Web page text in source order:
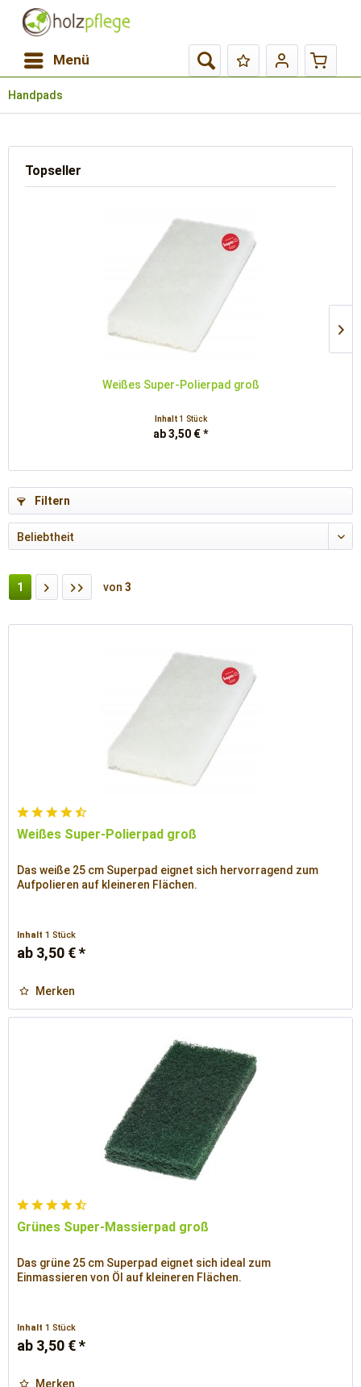
Menü
Handpads
Topseller
Weißes Super-Polierpad groß
Inhalt 1 Stück
ab 3,50 € *
Filtern
1 von 3
Weißes Super-Polierpad groß
Das weiße 25 cm Superpad eignet sich hervorragend zum
Aufpolieren auf kleineren Flächen.
Inhalt1 Stück
ab 3,50 € *
Merken
Grünes Super-Massierpad groß
Das grüne 25 cm Superpad eignet sich ideal zum
Einmassieren von Öl auf kleineren Flächen.
Inhalt1 Stück
ab 3,50 € *
Merken